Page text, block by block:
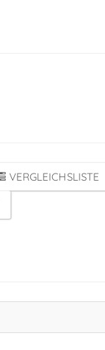
VERGLEICHSLISTE